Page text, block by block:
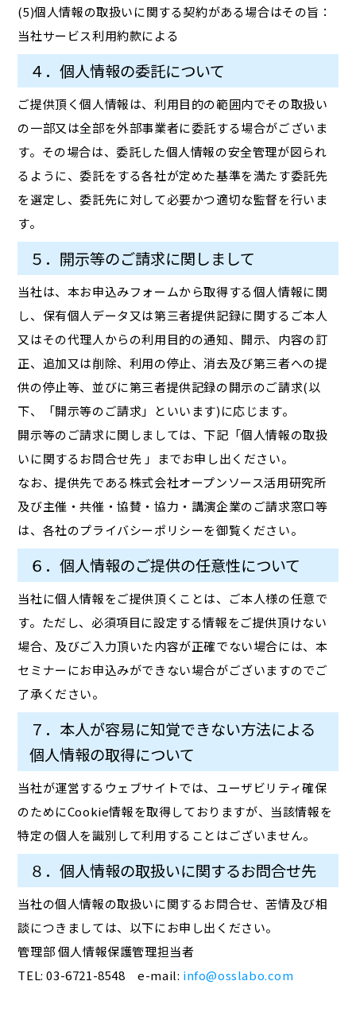
(5)個人情報の取扱いに関する契約がある場合はその旨：
当社サービス利用約款による
４．個人情報の委託について
ご提供頂く個人情報は、利用目的の範囲内でその取扱い
の一部又は全部を外部事業者に委託する場合がございま
す。その場合は、委託した個人情報の安全管理が図られ
るように、委託をする各社が定めた基準を満たす委託先
を選定し、委託先に対して必要かつ適切な監督を行いま
す。
５．開示等のご請求に関しまして
当社は、本お申込みフォームから取得する個人情報に関
し、保有個人データ又は第三者提供記録に関するご本人
又はその代理人からの利用目的の通知、開示、内容の訂
正、追加又は削除、利用の停止、消去及び第三者への提
供の停止等、並びに第三者提供記録の開示のご請求(以
下、「開示等のご請求」といいます)に応じます。
開示等のご請求に関しましては、下記「個人情報の取扱
いに関するお問合せ先 」までお申し出ください。
なお、提供先である株式会社オープンソース活用研究所
及び主催・共催・協賛・協力・講演企業のご請求窓口等
は、各社のプライバシーポリシーを御覧ください。
６．個人情報のご提供の任意性について
当社に個人情報をご提供頂くことは、ご本人様の任意で
す。ただし、必須項目に設定する情報をご提供頂けない
場合、及びご入力頂いた内容が正確でない場合には、本
セミナーにお申込みができない場合がございますのでご
了承ください。
７．本人が容易に知覚できない方法による
個人情報の取得について
当社が運営するウェブサイトでは、ユーザビリティ確保
のためにCookie情報を取得しておりますが、当該情報を
特定の個人を識別して利用することはございません。
８．個人情報の取扱いに関するお問合せ先
当社の個人情報の取扱いに関するお問合せ、苦情及び相
談につきましては、以下にお申し出ください。
管理部 個人情報保護管理担当者
TEL: 03-6721-8548 e-mail: info@osslabo.com